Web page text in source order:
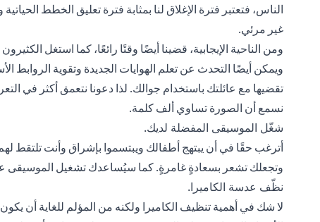
الناس، فتعتبر فترة الإغلاق لنا بمثابة فترة تعليق الخطط
غير مرئي.
ومن الناحية الإيجابية، قضينا أيضًا وقتًا رائعًا، كما استغل
ويمكن أيضًا التحدث عن تعلم الهوايات الجديدة وتقوية الروابط
تقضيها مع عائلتك باستخدام جوالك. لذا دعونا نتعمق أكثر في
نسمع أن الصورة تساوي ألف كلمة.
شغّل الموسيقى المفضلة لديك.
أترغب حقًا في أن يبتهج أطفالك ويبتسموا بإشراق وأنت
وتجعلك تشعر بسعادةٍ غامرةٍ. كما سيُساعدك تشغيل الموسيقى على
نظّف عدسة الكاميرا.
لا شك في أهمية تنظيف الكاميرا ولكنه من المؤلم للغاية أن